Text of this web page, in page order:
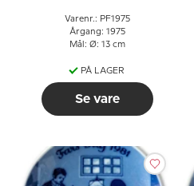
Varenr.: PF1975
Årgang: 1975
Mål: Ø: 13 cm
PÅ LAGER
Se vare